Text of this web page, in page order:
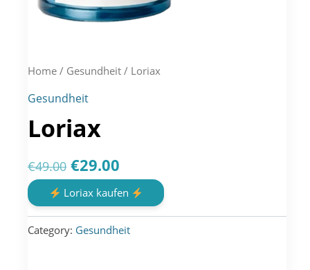
Home / Gesundheit / Loriax
Gesundheit
Loriax
€49.00 Original
price
was:
€49.00.
€29.00
price
is:
€29.00.
Loriax kaufen
Category: Gesundheit